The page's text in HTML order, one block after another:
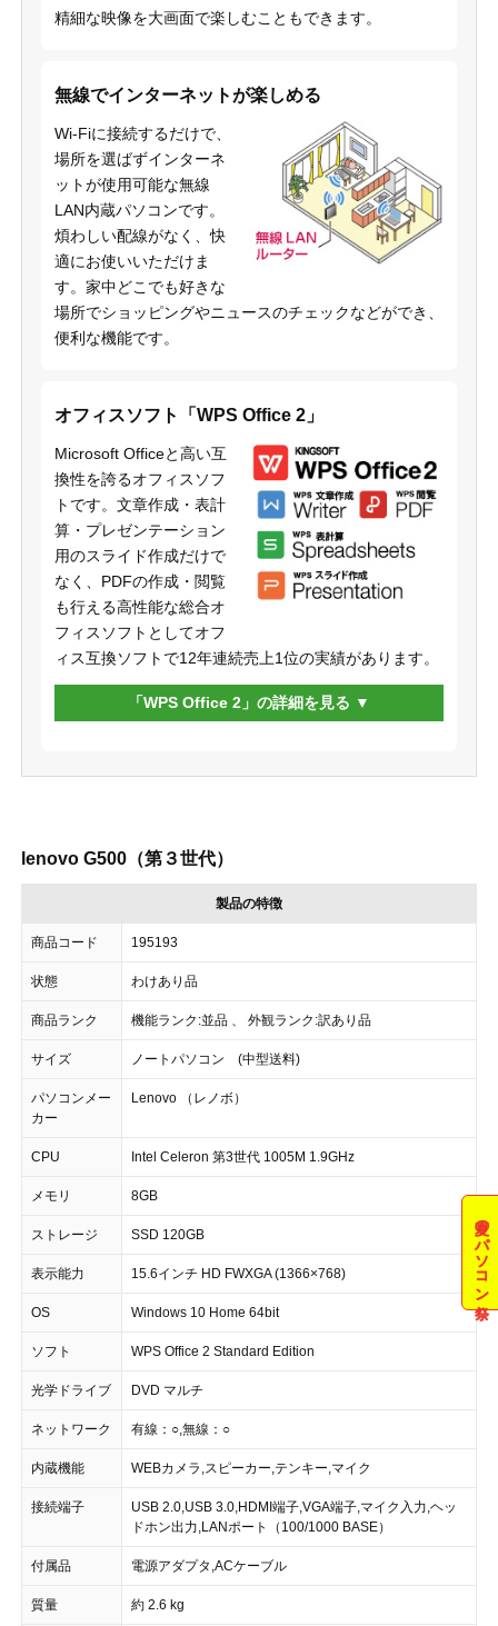
精細な映像を大画面で楽しむこともできます。
無線でインターネットが楽しめる
Wi-Fiに接続するだけで、
場所を選ばずインターネ
ットが使用可能な無線
LAN内蔵パソコンです。
煩わしい配線がなく、快
適にお使いいただけま
す。家中どこでも好きな
場所でショッピングやニュースのチェックなどができ、
便利な機能です。
オフィスソフト「WPS Office 2」
Microsoft Officeと高い互
換性を誇るオフィスソフ
トです。文章作成・表計
算・プレゼンテーション
用のスライド作成だけで
なく、PDFの作成・閲覧
も行える高性能な総合オ
フィスソフトとしてオフ
ィス互換ソフトで12年連続売上1位の実績があります。
「WPS Office 2」の詳細を見る
lenovo G500（第３世代）
製品の特徴
商品コード 195193
状態 わけあり品
商品ランク 機能ランク:並品 、 外観ランク:訳あり品
サイズ ノートパソコン (中型送料)
パソコンメー
カー
Lenovo （レノボ）
CPU Intel Celeron 第3世代 1005M 1.9GHz
メモリ 8GB
ストレージ SSD 120GB
表示能力 15.6インチ HD FWXGA (1366×768)
OS Windows 10 Home 64bit
ソフト WPS Office 2 Standard Edition
光学ドライブ DVD マルチ
ネットワーク 有線：○,無線：○
内蔵機能 WEBカメラ,スピーカー,テンキー,マイク
接続端子
USB 2.0,USB 3.0,HDMI端子,VGA端子,マイク入力,ヘッ
ドホン出力,LANポート（100/1000 BASE）
付属品 電源アダプタ,ACケーブル
質量 約 2.6 kg
夏のパソコン祭